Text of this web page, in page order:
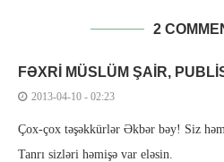
2
FƏXRI MÜSLÜM ŞAIR,
2013-04-10 - 02:23
Çox-çox təşəkkürlər Əkbər bəy! Siz
Tanrı sizləri həmişə var eləsin.